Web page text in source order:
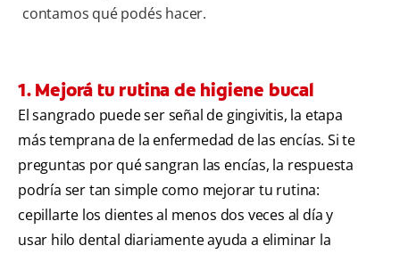
contamos qué podés hacer.
1. Mejorá tu rutina de higiene bucal
El sangrado puede ser señal de gingivitis, la etapa
más temprana de la enfermedad de las encías. Si te
preguntas por qué sangran las encías, la respuesta
podría ser tan simple como mejorar tu rutina:
cepillarte los dientes al menos dos veces al día y
usar hilo dental diariamente ayuda a eliminar la